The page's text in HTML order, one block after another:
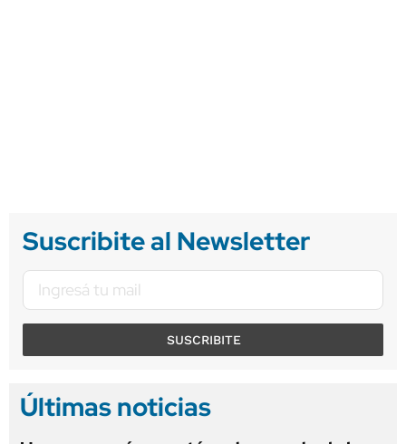
Suscribite al Newsletter
SUSCRIBITE
Últimas noticias